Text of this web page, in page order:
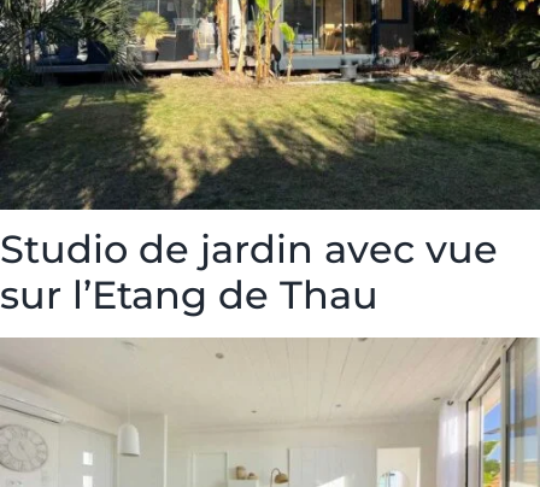
Studio de jardin avec vue
sur l’Etang de Thau